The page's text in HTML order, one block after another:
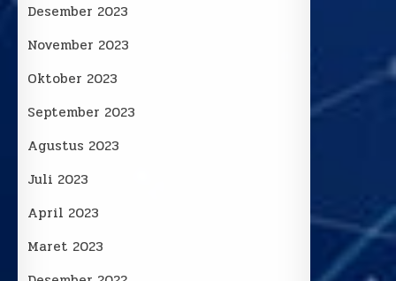
Desember 2023
November 2023
Oktober 2023
September 2023
Agustus 2023
Juli 2023
April 2023
Maret 2023